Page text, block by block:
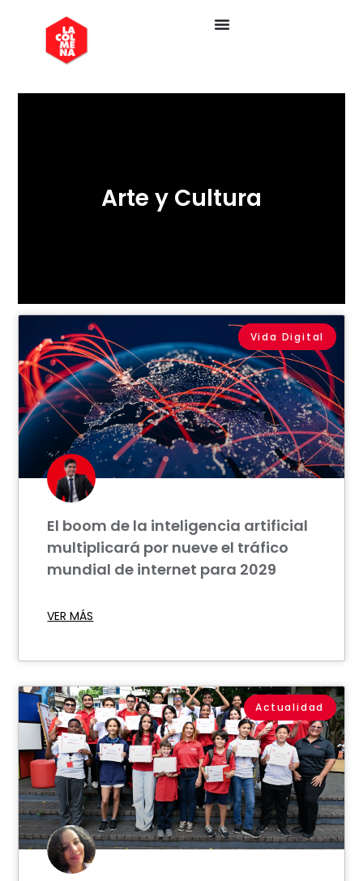
Arte y Cultura
Vida Digital
El boom de la inteligencia artificial
multiplicará por nueve el tráfico
mundial de internet para 2029
VER MÁS
Actualidad